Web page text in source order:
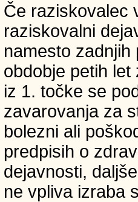
Če raziskovalec
raziskovalni
namesto
obdobje petih
iz 1. točke se
zavarovanja za
bolezni ali
predpisih o
dejavnosti,
ne vpliva izraba